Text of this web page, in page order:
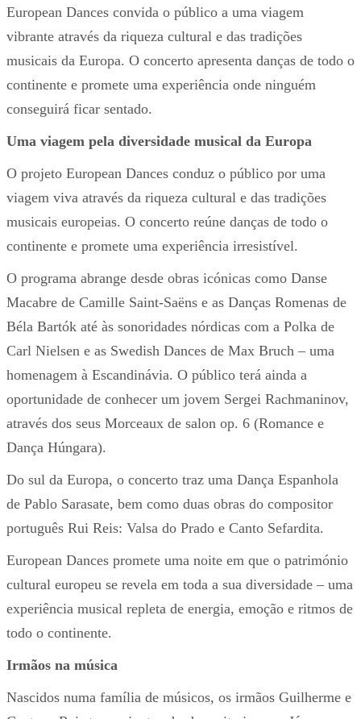
European Dances convida o público a uma viagem
vibrante através da riqueza cultural e das tradições
musicais da Europa. O concerto apresenta danças de todo o
continente e promete uma experiência onde ninguém
conseguirá ficar sentado.
Uma viagem pela diversidade musical da Europa
O projeto European Dances conduz o público por uma
viagem viva através da riqueza cultural e das tradições
musicais europeias. O concerto reúne danças de todo o
continente e promete uma experiência irresistível.
O programa abrange desde obras icónicas como Danse
Macabre de Camille Saint-Saëns e as Danças Romenas de
Béla Bartók até às sonoridades nórdicas com a Polka de
Carl Nielsen e as Swedish Dances de Max Bruch – uma
homenagem à Escandinávia. O público terá ainda a
oportunidade de conhecer um jovem Sergei Rachmaninov,
através dos seus Morceaux de salon op. 6 (Romance e
Dança Húngara).
Do sul da Europa, o concerto traz uma Dança Espanhola
de Pablo Sarasate, bem como duas obras do compositor
português Rui Reis: Valsa do Prado e Canto Sefardita.
European Dances promete uma noite em que o património
cultural europeu se revela em toda a sua diversidade – uma
experiência musical repleta de energia, emoção e ritmos de
todo o continente.
Irmãos na música
Nascidos numa família de músicos, os irmãos Guilherme e